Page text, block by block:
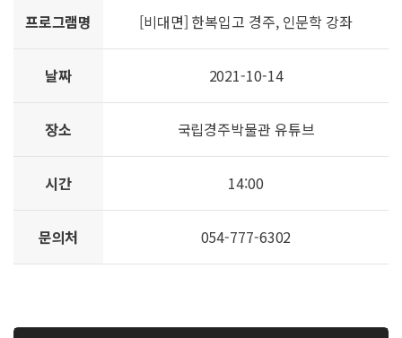
프로그램명 [비대면] 한복입고 경주, 인문학 강좌
날짜 2021-10-14
장소 국립경주박물관 유튜브
시간 14:00
문의처 054-777-6302